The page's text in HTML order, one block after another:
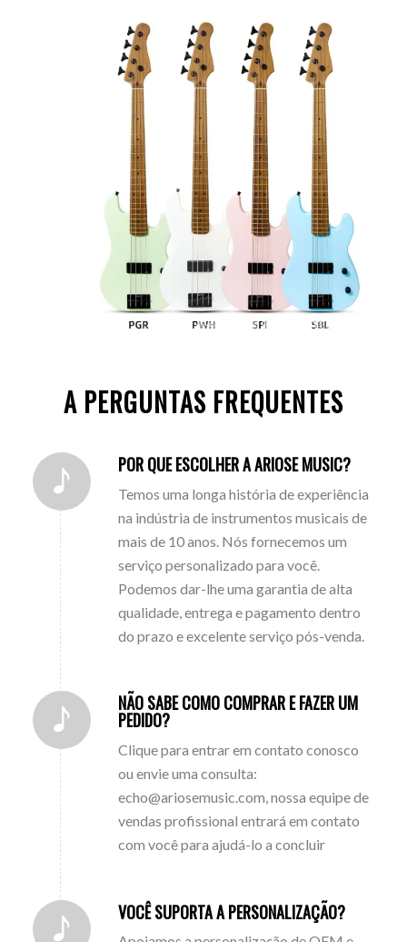
A PERGUNTAS FREQUENTES
POR QUE ESCOLHER A ARIOSE MUSIC?
Temos uma longa história de experiência
na indústria de instrumentos musicais de
mais de 10 anos. Nós fornecemos um
serviço personalizado para você.
Podemos dar-lhe uma garantia de alta
qualidade, entrega e pagamento dentro
do prazo e excelente serviço pós-venda.
NÃO SABE COMO COMPRAR E FAZER UM
PEDIDO?
Clique para entrar em contato conosco
ou envie uma consulta:
echo@ariosemusic.com, nossa equipe de
vendas profissional entrará em contato
com você para ajudá-lo a concluir
VOCÊ SUPORTA A PERSONALIZAÇÃO?